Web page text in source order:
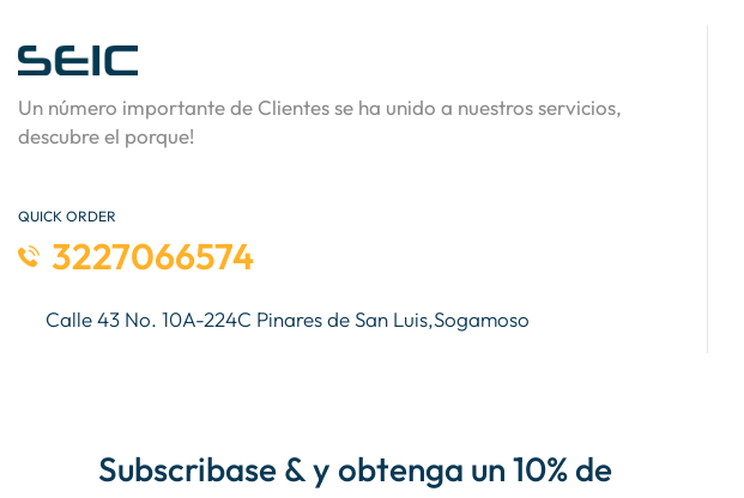
Un número importante de Clientes se ha unido a nuestros servicios,
descubre el porque!
QUICK ORDER
3227066574
Calle 43 No. 10A-224C Pinares de San Luis,Sogamoso
Subscribase & y obtenga un 10% de